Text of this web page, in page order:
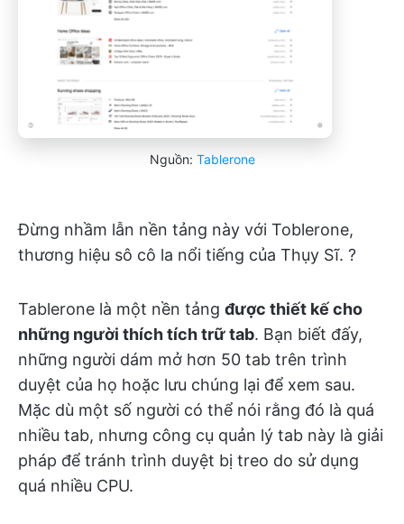
Nguồn: Tablerone
Đừng nhầm lẫn nền tảng này với Toblerone,
thương hiệu sô cô la nổi tiếng của Thụy Sĩ. ?
Tablerone là một nền tảng được thiết kế cho
những người thích tích trữ tab. Bạn biết đấy,
những người dám mở hơn 50 tab trên trình
duyệt của họ hoặc lưu chúng lại để xem sau.
Mặc dù một số người có thể nói rằng đó là quá
nhiều tab, nhưng công cụ quản lý tab này là giải
pháp để tránh trình duyệt bị treo do sử dụng
quá nhiều CPU.